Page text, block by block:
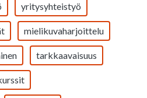
yritysyhteistyö
mielikuvaharjoittelu
tarkkaavaisuus